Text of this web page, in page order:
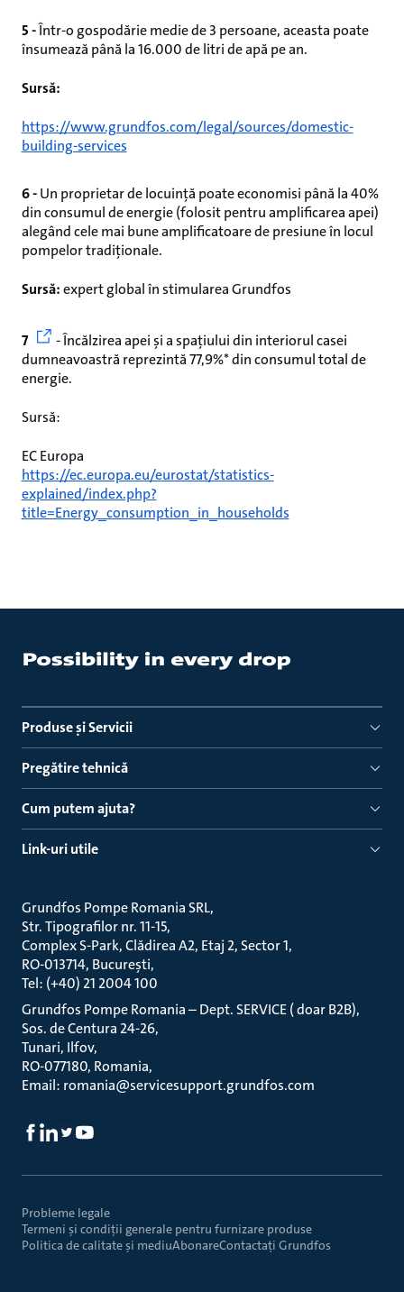
5 -Într-o gospodărie medie de 3 persoane, aceasta poate
însumează până la 16.000 de litri de apă pe an.
Sursă:
https://www.grundfos.com/legal/sources/domestic-
building-services
6 -Un proprietar de locuință poate economisi până la 40%
din consumul de energie (folosit pentru amplificarea apei)
alegând cele mai bune amplificatoare de presiune în locul
pompelor tradiționale.
Sursă:expert global în stimularea Grundfos
7
- Încălzirea apei și a spațiului din interiorul casei
dumneavoastră reprezintă 77,9%* din consumul total de
energie.
Sursă:
EC Europa
https://ec.europa.eu/eurostat/statistics-
explained/index.php?
title=Energy_consumption_in_households
Produse ṣi Servicii
Pregătire tehnică
Cum putem ajuta?
Link-uri utile
Grundfos Pompe Romania SRL
Str. Tipografilor nr. 11-15
Complex S-Park, Clădirea A2, Etaj 2, Sector 1
RO-013714, București
Tel: (+40) 21 2004 100
Grundfos Pompe Romania – Dept. SERVICE ( doar B2B)
Sos. de Centura 24-26
Tunari, Ilfov
RO-077180, Romania
Email: romania@servicesupport.grundfos.com
Probleme legale
Termeni și condiții generale pentru furnizare produse
Politica de calitate și mediuAbonareContactaţi Grundfos